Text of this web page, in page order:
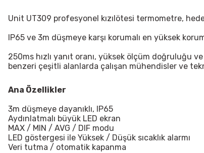
Unit UT309 profesyonel kızılötesi termometre,
IP65 ve 3m düşmeye karşı korumalı en yüksek
250ms hızlı yanıt oranı, yüksek ölçüm doğruluğu
benzeri çeşitli alanlarda çalışan mühendisler ve
Ana Özellikler
3m düşmeye dayanıklı, IP65
Aydınlatmalı büyük LED ekran
MAX / MIN / AVG / DIF modu
LED göstergesi ile Yüksek / Düşük sıcaklık alarmı
Veri tutma / otomatik kapanma